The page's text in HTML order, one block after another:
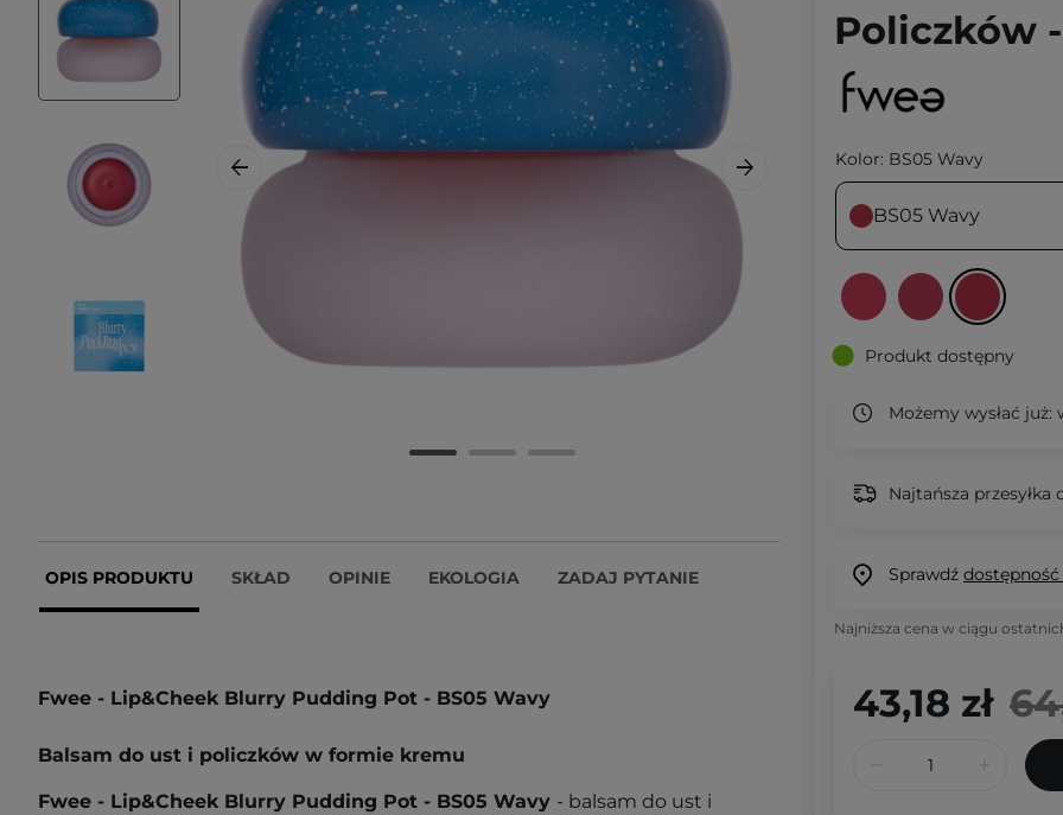
OPIS PRODUKTU SKŁAD OPINIE EKOLOGIA ZADAJ PYTANIE
Fwee - Lip&Cheek Blurry Pudding Pot - BS05 Wavy
Balsam do ust i policzków w formie kremu
Fwee - Lip&Cheek Blurry Pudding Pot - BS05 Wavy - balsam do ust i
Policzków
Kolor: BS05 Wavy
BS05 Wavy
Produkt dostępny
Możemy wysłać już:
Najtańsza przesyłka
Sprawdź
Najniższa cena w ciągu
43,18 zł